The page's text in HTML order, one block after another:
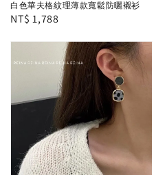
白色華夫格紋理薄款寬鬆防曬襯衫
Regular
NT$ 1,788